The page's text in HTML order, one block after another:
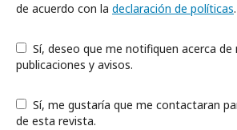
de acuerdo con la declaración de políticas.
publicaciones y avisos.
de esta revista.